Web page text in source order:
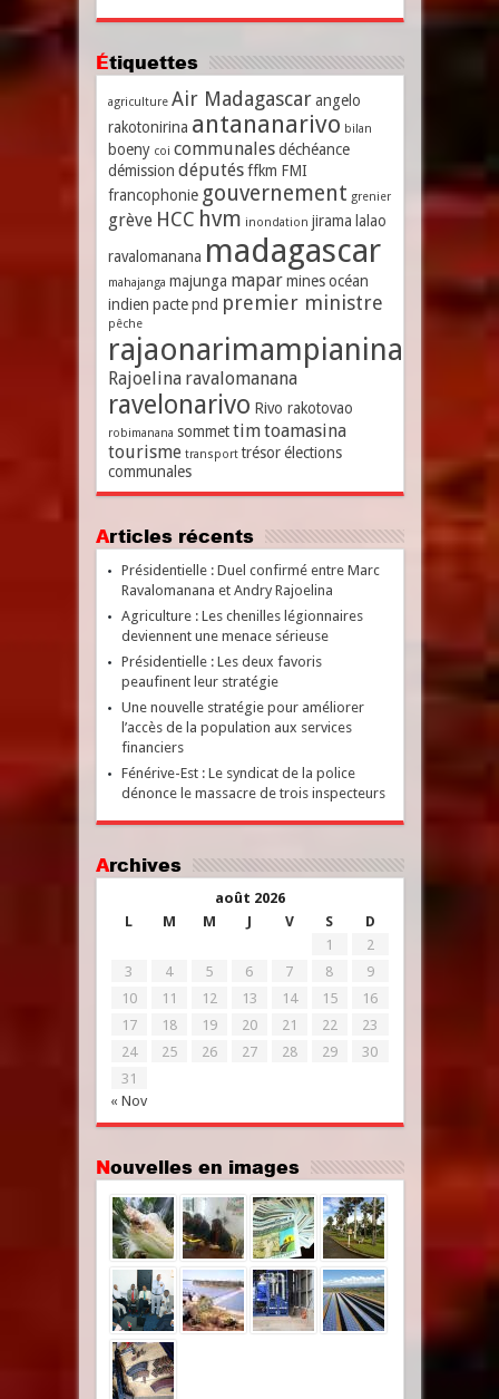
Étiquettes
agriculture Air Madagascar angelo
rakotonirina antananarivo bilan
boeny coi communales déchéance
démission députés ffkm FMI
francophonie gouvernement grenier
grève HCC hvm inondation jirama lalao
ravalomanana madagascar
mahajanga majunga mapar mines océan
indien pacte pnd premier ministre
pêche
rajaonarimampianina
Rajoelina ravalomanana
ravelonarivo Rivo rakotovao
robimanana sommet timtoamasina
tourisme transport trésor élections
communales
Articles récents
Présidentielle : Duel confirmé entre Marc
Ravalomanana et Andry Rajoelina
Agriculture : Les chenilles légionnaires
deviennent une menace sérieuse
Présidentielle : Les deux favoris
peaufinent leur stratégie
Une nouvelle stratégie pour améliorer
l’accès de la population aux services
financiers
Fénérive-Est : Le syndicat de la police
dénonce le massacre de trois inspecteurs
Archives
août 2026
L
M M J V S D
« Nov
1
2
3
4 5 6 7 8
9
10
11 12 13 14 15
16
17
18 19 20 21 22
23
24
25 26 27 28 29
30
31
Nouvelles en images